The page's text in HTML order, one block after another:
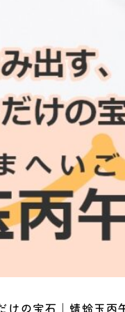
けの宝石｜蜻蛉玉丙